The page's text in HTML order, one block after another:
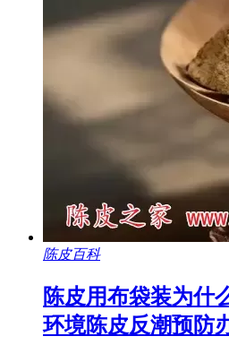
陈皮百科
陈皮用布袋装为什
环境陈皮反潮预防